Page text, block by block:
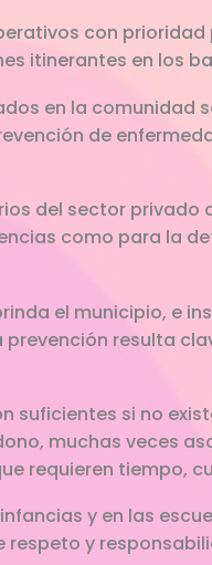
con
itinerantes en los
en la comunidad
de
del sector privado
como para la
el municipio, e
resulta
suficientes si no
muchas veces
requieren tiempo,
y en las
y